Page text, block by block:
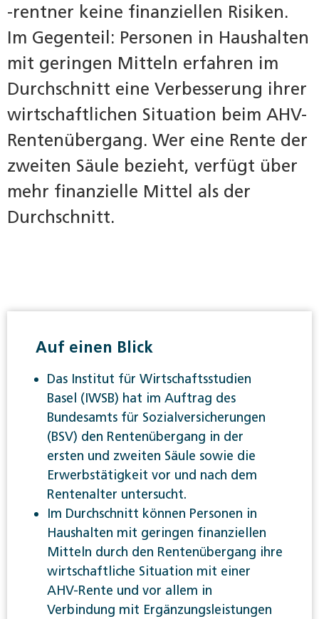
-rentner keine finanziellen Risiken.
Im Gegenteil: Personen in Haushalten
mit geringen Mitteln erfahren im
Durchschnitt eine Verbesserung ihrer
wirtschaftlichen Situation beim AHV-
Rentenübergang. Wer eine Rente der
zweiten Säule bezieht, verfügt über
mehr finanzielle Mittel als der
Durchschnitt.
Auf einen Blick
Das Institut für Wirtschaftsstudien
Basel (IWSB) hat im Auftrag des
Bundesamts für Sozialversicherungen
(BSV) den Rentenübergang in der
ersten und zweiten Säule sowie die
Erwerbstätigkeit vor und nach dem
Rentenalter untersucht.
Im Durchschnitt können Personen in
Haushalten mit geringen finanziellen
Mitteln durch den Rentenübergang ihre
wirtschaftliche Situation mit einer
AHV-Rente und vor allem in
Verbindung mit Ergänzungsleistungen